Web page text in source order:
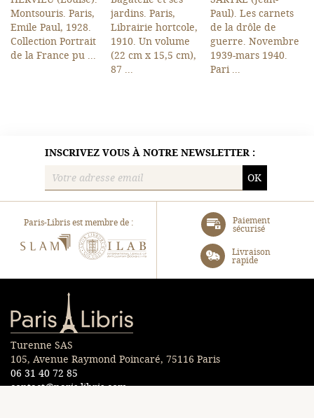
Montsouris. Paris,
Emile Paul, 1928.
Collection Portrait
de la France pu ...
jardins. Paris,
Librairie hortcole,
1910. Un volume
(22 cm x 15,5 cm),
87 ...
Paul). Les carnets
de la drôle de
guerre. Novembre
1939-mars 1940.
Pari ...
INSCRIVEZ VOUS À NOTRE NEWSLETTER :
OK
Paris-Libris est membre de :
SLAM
Paiement
sécurisé
Livraison
rapide
Turenne SAS
105, Avenue Raymond Poincaré, 75116 Paris
06 31 40 72 85
contact@paris-libris.com